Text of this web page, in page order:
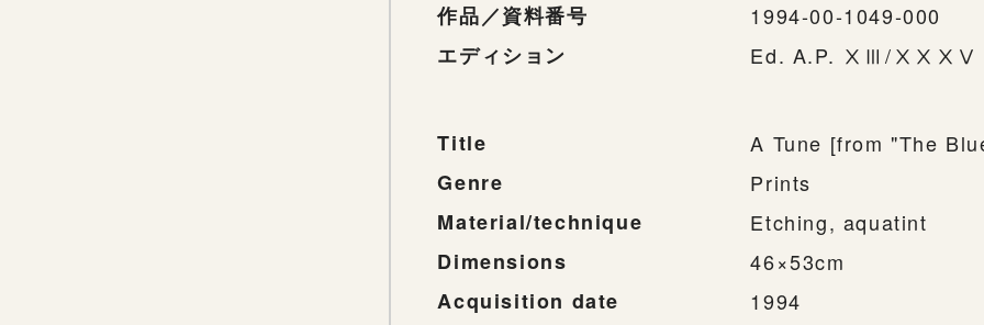
作品／資料番号
1994-00-1049-000
エディション
Ed. A.P. ⅩⅢ/ⅩⅩⅩⅤ（
Title
A Tune [from "The
Genre
Prints
Material/technique
Etching, aquatint
Dimensions
46×53cm
Acquisition date
1994